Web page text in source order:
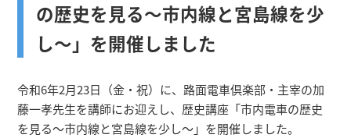
の歴史を見る～市内線と宮島線を少
し～」を開催しました
令和6年2月23日（金・祝）に、路面電車倶楽部・主宰の加
藤一孝先生を講師にお迎えし、歴史講座「市内電車の歴史
を見る～市内線と宮島線を少し～」を開催しました。